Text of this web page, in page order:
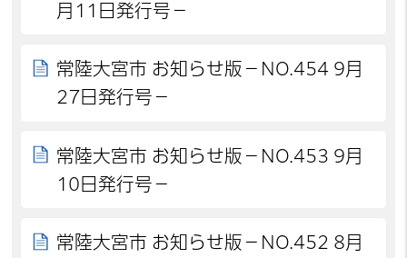
月11日発行号－
常陸大宮市 お知らせ版－NO.454 9月
27日発行号－
常陸大宮市 お知らせ版－NO.453 9月
10日発行号－
常陸大宮市 お知らせ版－NO.452 8月